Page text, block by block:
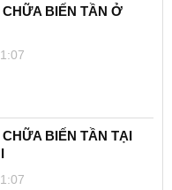
BIẾN TẦN Ở
BIẾN TẦN TẠI